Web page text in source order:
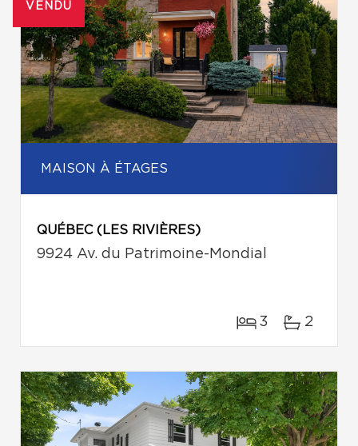
VENDU
MAISON À ÉTAGES
QUÉBEC (LES RIVIÈRES)
9924 Av. du Patrimoine-Mondial
3 2